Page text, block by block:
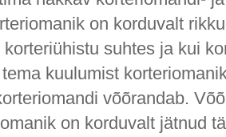
on korduvalt
suhtes ja kui
kuulumist
võõrandab.
on korduvalt jätnud